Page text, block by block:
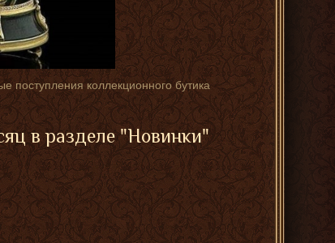
поступления коллекционного бутика
в разделе "Новинки"